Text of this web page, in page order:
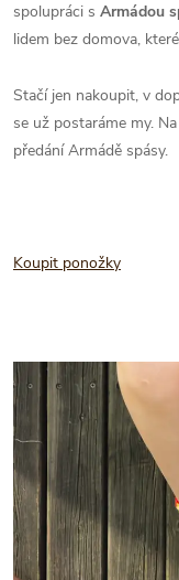
spolupráci s Armádou
lidem bez domova,
Stačí jen nakoupit, v
se už postaráme my.
předání Armádě spásy.
Koupit ponožky